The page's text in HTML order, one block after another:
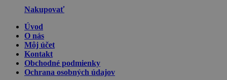
Nakupovať
Úvod
O nás
Môj účet
Kontakt
Obchodné podmienky
Ochrana osobných údajov